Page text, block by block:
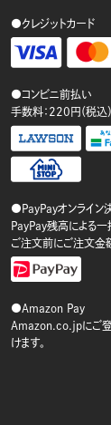
●クレジットカード
●コンビニ前払い
手数料：220円（税
●PayPayオンライン
PayPay残高による一
ご注文前にご注文金
●Amazon Pay
Amazon.co.jpにご登
けます。